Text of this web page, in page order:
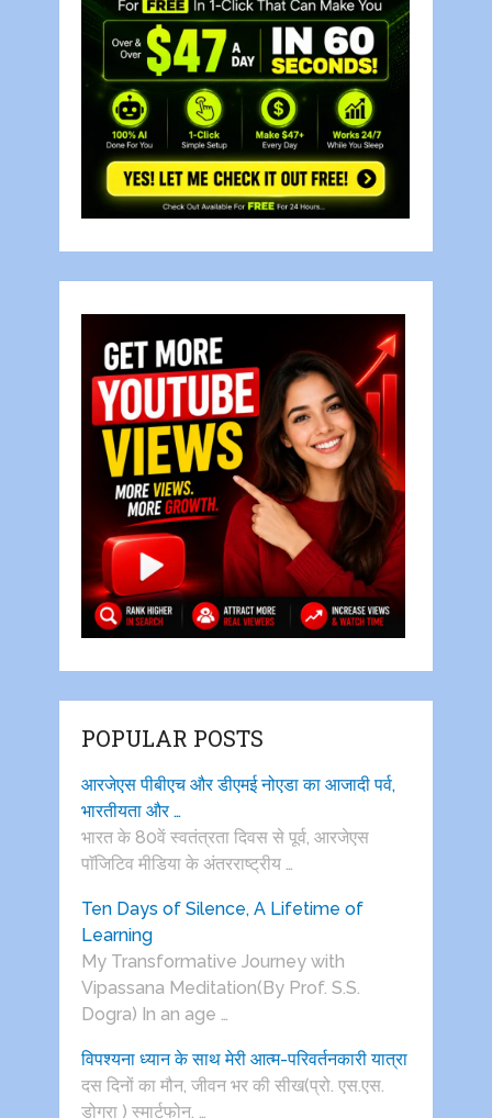
POPULAR POSTS
आरजेएस पीबीएच और डीएमई नोएडा का आजादी पर्व,
भारतीयता और …
भारत के 80वें स्वतंत्रता दिवस से पूर्व, आरजेएस
पाॅजिटिव मीडिया के अंतरराष्ट्रीय …
Ten Days of Silence, A Lifetime of
Learning
My Transformative Journey with
Vipassana Meditation(By Prof. S.S.
Dogra) In an age …
विपश्यना ध्यान के साथ मेरी आत्म-परिवर्तनकारी यात्रा
दस दिनों का मौन, जीवन भर की सीख(प्रो. एस.एस.
डोगरा ) स्मार्टफोन, …